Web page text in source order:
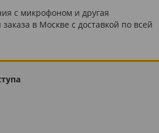
с микрофоном и другая
в Москве с доставкой по всей